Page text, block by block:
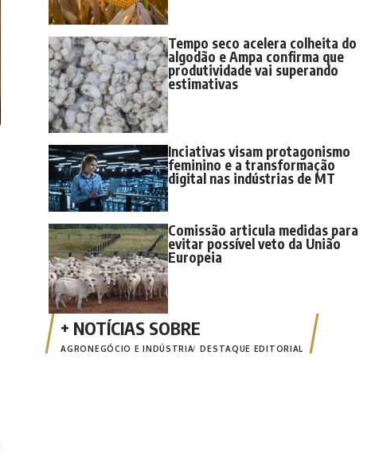
Tempo seco acelera colheita do
algodão e Ampa confirma que
produtividade vai superando
estimativas
Inciativas visam protagonismo
feminino e a transformação
digital nas indústrias de MT
Comissão articula medidas para
evitar possível veto da União
Europeia
AGRONEGÓCIO E INDÚSTRIA DESTAQUE EDITORIAL